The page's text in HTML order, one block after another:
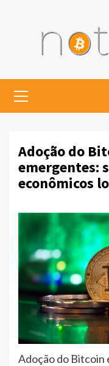
Menu
Adoção do
emergentes:
econômicos
Adoção do Bitcoin